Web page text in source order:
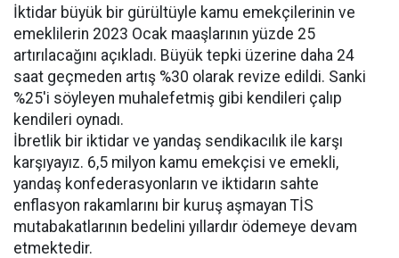
İktidar büyük bir gürültüyle kamu emekçilerinin ve
emeklilerin 2023 Ocak maaşlarının yüzde 25
artırılacağını açıkladı. Büyük tepki üzerine daha 24
saat geçmeden artış %30 olarak revize edildi. Sanki
%25'i söyleyen muhalefetmiş gibi kendileri çalıp
kendileri oynadı.
İbretlik bir iktidar ve yandaş sendikacılık ile karşı
karşıyayız. 6,5 milyon kamu emekçisi ve emekli,
yandaş konfederasyonların ve iktidarın sahte
enflasyon rakamlarını bir kuruş aşmayan TİS
mutabakatlarının bedelini yıllardır ödemeye devam
etmektedir.